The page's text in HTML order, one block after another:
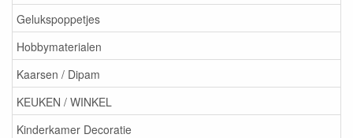
Gelukspoppetjes
Hobbymaterialen
Kaarsen / Dipam
KEUKEN / WINKEL
Kinderkamer Decoratie